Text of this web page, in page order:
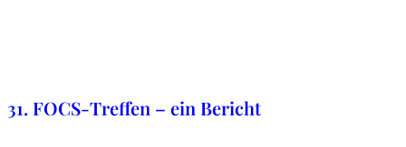
31. FOCS-Treffen – ein Bericht